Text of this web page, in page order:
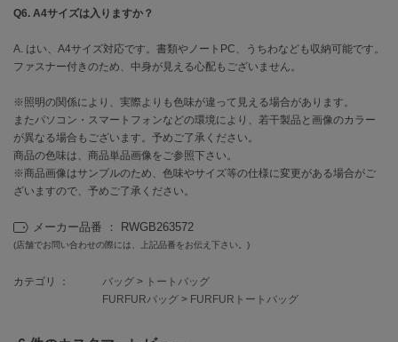
GELATO PIQUE CAT&DOG
gelato pique Sleep
GRAMICCI
グラミチ
HUNTER
Q6. A4サイズは入りますか？
A. はい、A4サイズ対応です。書類やノートPC、うちわなども収納可能です。
ファスナー付きのため、中身が見える心配もございません。
※照明の関係により、実際よりも色味が違って見える場合があります。
またパソコン・スマートフォンなどの環境により、若干製品と画像のカラー
が異なる場合もございます。予めご了承ください。
商品の色味は、商品単品画像をご参照下さい。
※商品画像はサンプルのため、色味やサイズ等の仕様に変更がある場合がご
ざいますので、予めご了承ください。
メーカー品番 ： RWGB263572
(店舗でお問い合わせの際には、上記品番をお伝え下さい。)
カテゴリ ： バッグ > トートバッグ
FURFURバッグ > FURFURトートバッグ